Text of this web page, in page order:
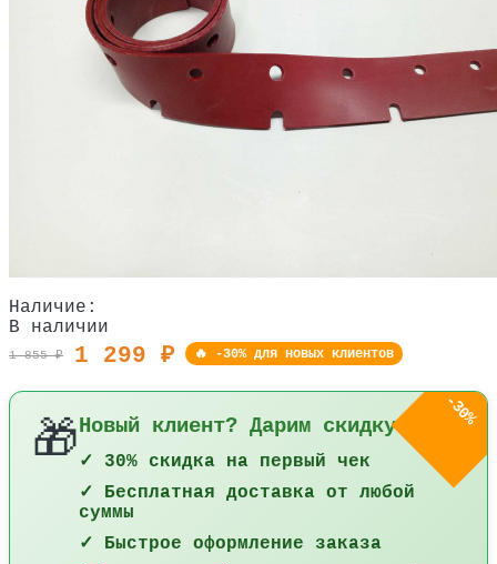
Наличие:
В наличии
1 855 ₽ 1 299 ₽ 🔥 -30% для новых клиентов
-30%
🎁Новый клиент? Дарим скидку 30%!
✓ 30% скидка на первый чек
✓ Бесплатная доставка от любой
суммы
✓ Быстрое оформление заказа